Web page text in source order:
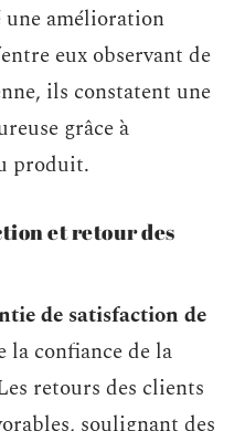
amélioration
eux observant de
ils constatent une
grâce à
produit.
et retour des
de satisfaction de
la confiance de la
retours des clients
soulignant des